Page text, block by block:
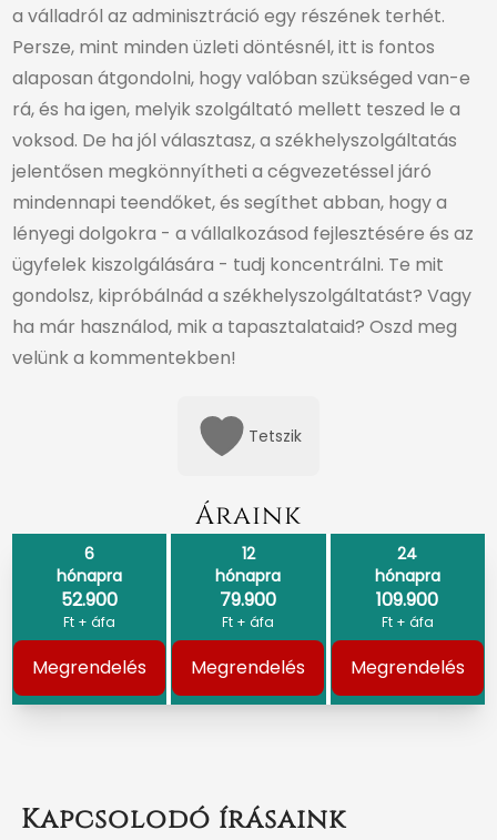
a válladról az adminisztráció egy részének terhét.
Persze, mint minden üzleti döntésnél, itt is fontos
alaposan átgondolni, hogy valóban szükséged van-e
rá, és ha igen, melyik szolgáltató mellett teszed le a
voksod. De ha jól választasz, a székhelyszolgáltatás
jelentősen megkönnyítheti a cégvezetéssel járó
mindennapi teendőket, és segíthet abban, hogy a
lényegi dolgokra - a vállalkozásod fejlesztésére és az
ügyfelek kiszolgálására - tudj koncentrálni. Te mit
gondolsz, kipróbálnád a székhelyszolgáltatást? Vagy
ha már használod, mik a tapasztalataid? Oszd meg
velünk a kommentekben!
Tetszik
Áraink
6
hónapra
52.900
Ft + áfa
Megrendelés
12
hónapra
79.900
Ft + áfa
Megrendelés
24
hónapra
109.900
Ft + áfa
Megrendelés
Kapcsolodó írásaink